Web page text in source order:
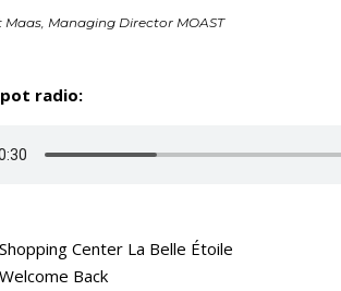
Maas, Managing Director MOAST
radio:
Shopping Center La Belle Étoile
Welcome Back